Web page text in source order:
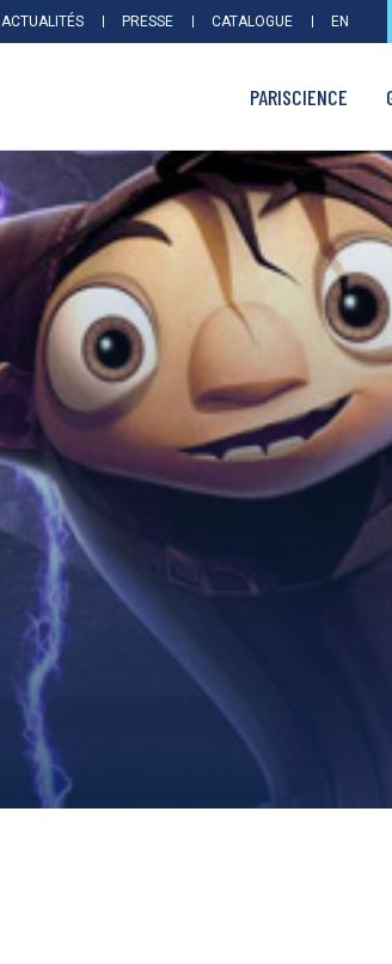
ACTUALITÉS PRESSE CATALOGUE EN
PARISCIENCE